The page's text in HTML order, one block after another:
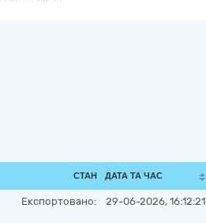
СТАН ДАТА ТА ЧАС
Експортовано: 29-06-2026, 16:12:21